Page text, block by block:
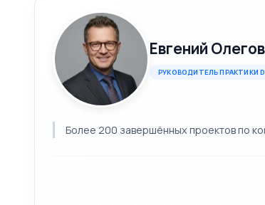
Евгений
РУКОВОДИТЕЛЬ ПРАКТИКИ
Более 200 завершённых проектов по